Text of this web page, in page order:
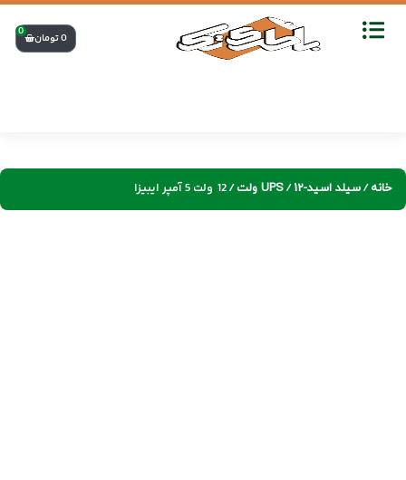
0تومان 0
خانه/سیلد اسید-UPS /12 ولت / 12 ولت 5 آمپر ایبیزا